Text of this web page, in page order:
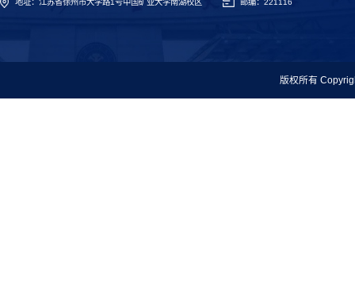
地址：江苏省徐州市大学路1号中国矿业大学南湖校区 邮编：221116
版权所有